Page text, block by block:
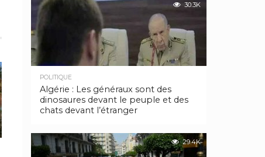
30.3K
POLITIQUE
Algérie : Les généraux sont des
dinosaures devant le peuple et des
chats devant l’étranger
29.4K